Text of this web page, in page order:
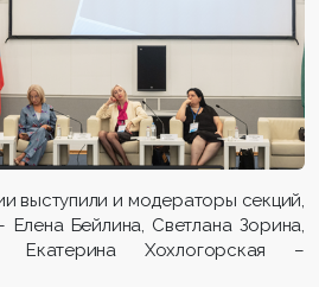
выступили и модераторы секций,
Елена Бейлина, Светлана Зорина,
Хохлогорская –